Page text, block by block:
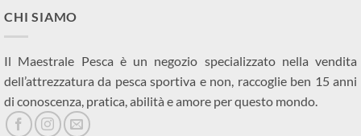
CHI SIAMO
Il Maestrale Pesca è un negozio specializzato nella vendita
dell’attrezzatura da pesca sportiva e non, raccoglie ben 15 anni
di conoscenza, pratica, abilità e amore per questo mondo.